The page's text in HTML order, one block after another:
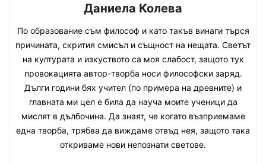
Даниела Колева
По образование съм философ и като такъв винаги търся
причината, скрития смисъл и същност на нещата. Светът
на културата и изкуството са моя слабост, защото тук
провокацията автор-творба носи философски заряд.
Дълги години бях учител (по примера на древните) и
главната ми цел е била да науча моите ученици да
мислят в дълбочина. Да знаят, че когато възприемаме
една творба, трябва да виждаме отвъд нея, защото така
откриваме нови непознати светове.